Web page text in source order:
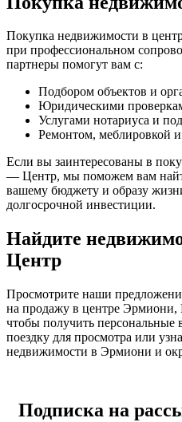
Покупка недвижимости в
при профессиональном
партнеры помогут вам с:
Подбором объектов и
Юридическими
Услугами нотариуса и
Ремонтом, меблировкой
Если вы заинтересованы в
— Центр, мы поможем вам
вашему бюджету и образу
долгосрочной инвестиции.
Найдите
Центр
Просмотрите наши
на продажу в центре Эрмиони,
чтобы получить персональные
поездку для просмотра или
недвижимости в Эрмиони и
Подписка на